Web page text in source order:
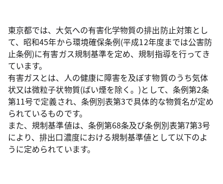
東京都では、大気への有害化学物質の排出防止対策とし
て、昭和45年から環境確保条例(平成12年度までは公害防
止条例)に有害ガス規制基準を定め、規制指導を行ってき
ています。
有害ガスとは、人の健康に障害を及ぼす物質のうち気体
状又は微粒子状物質(ばい煙を除く。)として、条例第2条
第11号で定義され、条例別表第3で具体的な物質名が定め
られているものです。
また、規制基準値は、条例第68条及び条例別表第7第3号
により、排出口濃度における規制基準値として以下のよ
うに定められています。